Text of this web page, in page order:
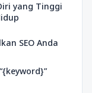
yang Tinggi
SEO Anda